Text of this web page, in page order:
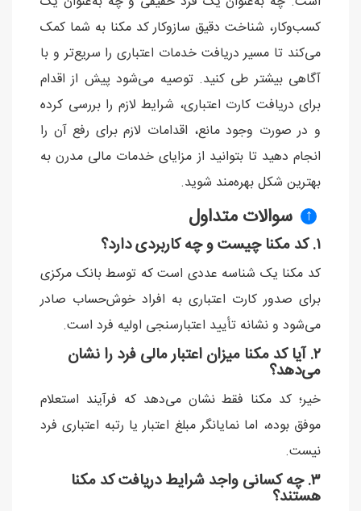
کسب‌وکار، شناخت دقیق سازوکار کد مکنا به شما کمک
می‌کند تا مسیر دریافت خدمات اعتباری را سریع‌تر و با
آگاهی بیشتر طی کنید. توصیه می‌شود پیش از اقدام
برای دریافت کارت اعتباری، شرایط لازم را بررسی کرده
و در صورت وجود مانع، اقدامات لازم برای رفع آن را
انجام دهید تا بتوانید از مزایای خدمات مالی مدرن به
بهترین شکل بهره‌مند شوید.
↑ سوالات متداول
۱. کد مکنا چیست و چه کاربردی دارد؟
کد مکنا یک شناسه عددی است که توسط بانک مرکزی
برای صدور کارت اعتباری به افراد خوش‌حساب صادر
می‌شود و نشانه تأیید اعتبارسنجی اولیه فرد است.
۲. آیا کد مکنا میزان اعتبار مالی فرد را نشان
می‌دهد؟
خیر؛ کد مکنا فقط نشان می‌دهد که فرآیند استعلام
موفق بوده، اما نمایانگر مبلغ اعتبار یا رتبه اعتباری فرد
نیست.
۳. چه کسانی واجد شرایط دریافت کد مکنا
هستند؟